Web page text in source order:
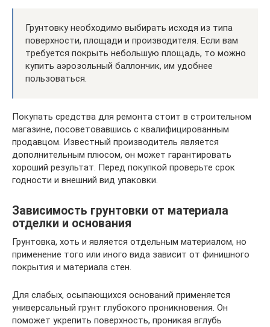
Грунтовку необходимо выбирать исходя из типа
поверхности, площади и производителя. Если вам
требуется покрыть небольшую площадь, то можно
купить аэрозольный баллончик, им удобнее
пользоваться.
Покупать средства для ремонта стоит в строительном
магазине, посоветовавшись с квалифицированным
продавцом. Известный производитель является
дополнительным плюсом, он может гарантировать
хороший результат. Перед покупкой проверьте срок
годности и внешний вид упаковки.
Зависимость грунтовки от материала
отделки и основания
Грунтовка, хоть и является отдельным материалом, но
применение того или иного вида зависит от финишного
покрытия и материала стен.
Для слабых, осыпающихся оснований применяется
универсальный грунт глубокого проникновения. Он
поможет укрепить поверхность, проникая вглубь